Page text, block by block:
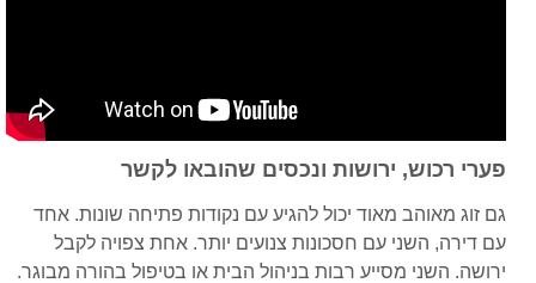
פערי רכוש, ירושות ונכסים שהובאו לקשר
גם זוג מאוהב מאוד יכול להגיע עם נקודות פתיחה שונות. אחד
עם דירה, השני עם חסכונות צנועים יותר. אחת צפויה לקבל
ירושה. השני מסייע רבות בניהול הבית או בטיפול בהורה מבוגר.